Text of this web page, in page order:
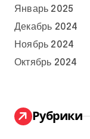
Январь 2025
Декабрь 2024
Ноябрь 2024
Октябрь 2024
Рубрики